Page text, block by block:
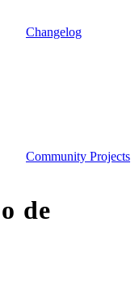
Changelog
Community Projects
de